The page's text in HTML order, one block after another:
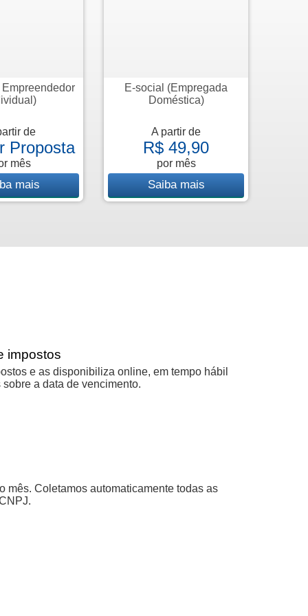
Empreendedor
de
Proposta
mês
mais
E-social (Empregada
Doméstica)
A partir de
R$ 49,90
por mês
Saiba mais
impostos
e as disponibiliza online, em tempo hábil
a data de vencimento.
mês. Coletamos automaticamente todas as